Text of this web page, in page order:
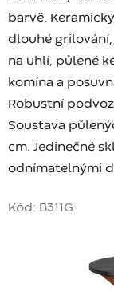
barvě.
dlouhé
na uhlí, půlené
komína a
Robustní
Soustava
cm. Jedinečné
odnímatelnými
Kód: B311G